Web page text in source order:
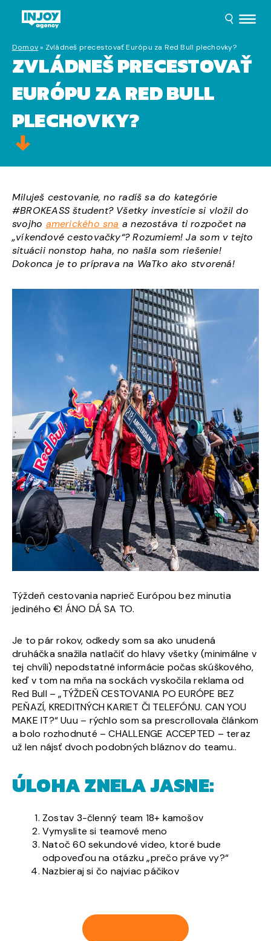
Domov» Zvládneš precestovať Európu za Red Bull plechovky?
ZVLÁDNEŠ PRECESTOVAŤ
EURÓPU ZA RED BULL
PLECHOVKY?
Miluješ cestovanie, no radíš sa do kategórie
#BROKEASS študent? Všetky investície si vložil do
svojho amerického sna a nezostáva ti rozpočet na
„víkendové cestovačky“? Rozumiem! Ja som v tejto
situácii nonstop haha, no našla som riešenie!
Dokonca je to príprava na WaTko ako stvorená!
Týždeň cestovania naprieč Európou bez minutia
jediného €! ÁNO DÁ SA TO.
Je to pár rokov, odkedy som sa ako unudená
druháčka snažila natlačiť do hlavy všetky (minimálne v
tej chvíli) nepodstatné informácie počas skúškového,
keď v tom na mňa na sockách vyskočila reklama od
Red Bull – „TÝŽDEŇ CESTOVANIA PO EURÓPE BEZ
PEŇAZÍ, KREDITNÝCH KARIET ČI TELEFÓNU. CAN YOU
MAKE IT?“ Uuu – rýchlo som sa prescrollovala článkom
a bolo rozhodnuté – CHALLENGE ACCEPTED – teraz
už len nájsť dvoch podobných bláznov do teamu..
ÚLOHA ZNELA JASNE:
Zostav 3-členný team 18+ kamošov
Vymyslite si teamové meno
Natoč 60 sekundové video, ktoré bude
odpoveďou na otázku „prečo práve vy?“
Nazbieraj si čo najviac páčikov